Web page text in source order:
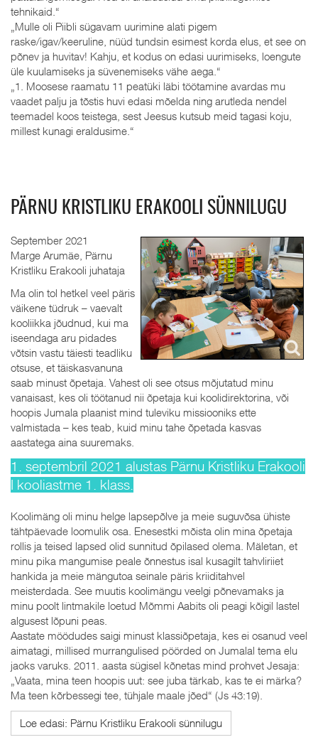
tehnikaid.“
„Mulle oli Piibli sügavam uurimine alati pigem
raske/igav/keeruline, nüüd tundsin esimest korda elus, et see on
põnev ja huvitav! Kahju, et kodus on edasi uurimiseks, loengute
üle kuulamiseks ja süvenemiseks vähe aega.“
„1. Moosese raamatu 11 peatüki läbi töötamine avardas mu
vaadet palju ja tõstis huvi edasi mõelda ning arutleda nendel
teemadel koos teistega, sest Jeesus kutsub meid tagasi koju,
millest kunagi eraldusime.“
PÄRNU KRISTLIKU ERAKOOLI SÜNNILUGU
September 2021
Marge Arumäe, Pärnu
Kristliku Erakooli juhataja
Ma olin tol hetkel veel päris
väikene tüdruk – vaevalt
kooliikka jõudnud, kui ma
iseendaga aru pidades
võtsin vastu täiesti teadliku
otsuse, et täiskasvanuna
saab minust õpetaja. Vahest oli see otsus mõjutatud minu
vanaisast, kes oli töötanud nii õpetaja kui koolidirektorina, või
hoopis Jumala plaanist mind tuleviku missiooniks ette
valmistada – kes teab, kuid minu tahe õpetada kasvas
aastatega aina suuremaks.
1. septembril 2021 alustas Pärnu Kristliku Erakooli
I kooliastme 1. klass.
Koolimäng oli minu helge lapsepõlve ja meie suguvõsa ühiste
tähtpäevade loomulik osa. Enesestki mõista olin mina õpetaja
rollis ja teised lapsed olid sunnitud õpilased olema. Mäletan, et
minu pika mangumise peale õnnestus isal kusagilt tahvliriiet
hankida ja meie mängutoa seinale päris kriiditahvel
meisterdada. See muutis koolimängu veelgi põnevamaks ja
minu poolt lintmakile loetud Mõmmi Aabits oli peagi kõigil lastel
algusest lõpuni peas.
Aastate möödudes saigi minust klassiõpetaja, kes ei osanud veel
aimatagi, millised murrangulised pöörded on Jumalal tema elu
jaoks varuks. 2011. aasta sügisel kõnetas mind prohvet Jesaja:
„Vaata, mina teen hoopis uut: see juba tärkab, kas te ei märka?
Ma teen kõrbessegi tee, tühjale maale jõed“ (Js 43:19).
Loe edasi: Pärnu Kristliku Erakooli sünnilugu